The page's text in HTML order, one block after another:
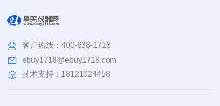
客户热线： 400-638-1718
ebuy1718@ebuy1718.com
技术支持：18121024458